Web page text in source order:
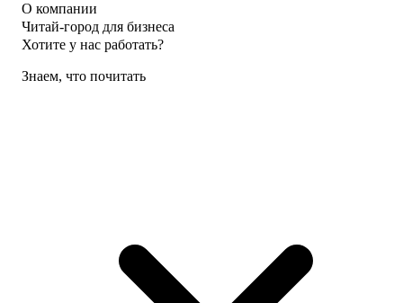
О компании
Читай-город для бизнеса
Хотите у нас работать?
Знаем, что почитать